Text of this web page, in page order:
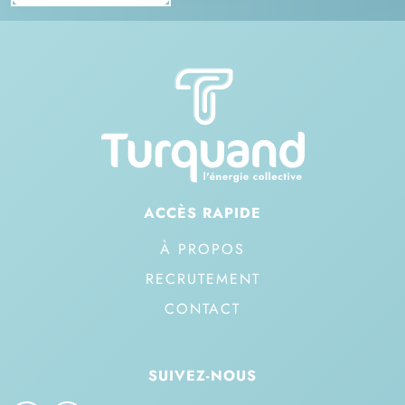
ACCÈS RAPIDE
À PROPOS
RECRUTEMENT
CONTACT
SUIVEZ-NOUS